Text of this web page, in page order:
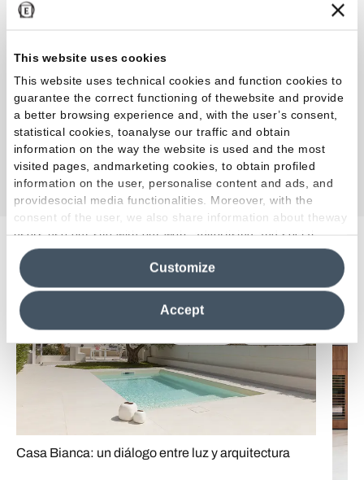
This website uses cookies
This website uses technical cookies and function cookies to
guarantee the correct functioning of thewebsite and provide
a better browsing experience and, with the user’s consent,
statistical cookies, toanalyse our traffic and obtain
information on the way the website is used and the most
visited pages, andmarketing cookies, to obtain profiled
information on the user, personalise content and ads, and
providesocial media functionalities. Moreover, with the
consent of the user, we also share information about theway
users use our site with our web, advertising and social
media analytics partners, who may combine itwith other
information in their possession. By closing this banner,
clicking on "Reject", it will be possible tocontinue browsing
the site after installing only technical cookies. For more
information see the
Cookie Policy
Accept
Customize
Color y acabado:Pink
Formato:60.0 x 120.0 cm
Superficie:Natural
Espesor
MM 9,5
Proyectos relacionados
Casa Bianca: un diálogo entre luz y arquitectura